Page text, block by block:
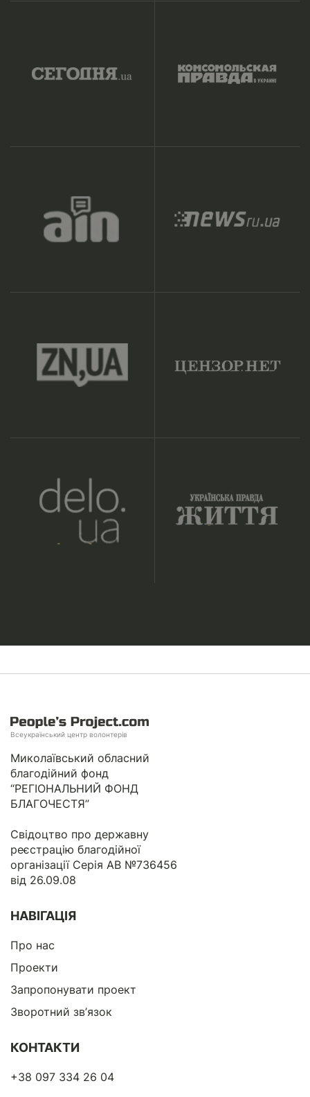
Всеукраїнський центр волонтерів
Миколаївський обласний
благодійний фонд
“РЕГІОНАЛЬНИЙ ФОНД
БЛАГОЧЕСТЯ”
Свідоцтво про державну
реєстрацію благодійної
організації Серія АВ №736456
від 26.09.08
НАВІГАЦІЯ
Про нас
Проекти
Запропонувати проект
Зворотний зв’язок
КОНТАКТИ
+38 097 334 26 04